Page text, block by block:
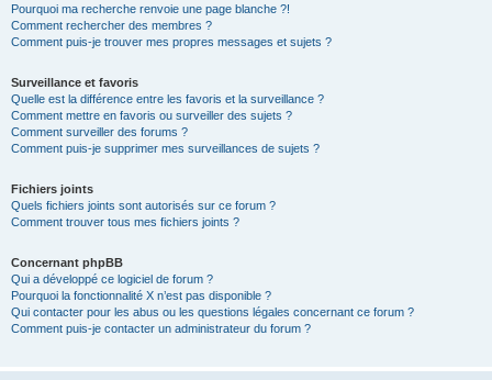
Pourquoi ma recherche renvoie une page blanche ?!
Comment rechercher des membres ?
Comment puis-je trouver mes propres messages et sujets ?
Surveillance et favoris
Quelle est la différence entre les favoris et la surveillance ?
Comment mettre en favoris ou surveiller des sujets ?
Comment surveiller des forums ?
Comment puis-je supprimer mes surveillances de sujets ?
Fichiers joints
Quels fichiers joints sont autorisés sur ce forum ?
Comment trouver tous mes fichiers joints ?
Concernant phpBB
Qui a développé ce logiciel de forum ?
Pourquoi la fonctionnalité X n’est pas disponible ?
Qui contacter pour les abus ou les questions légales concernant ce forum ?
Comment puis-je contacter un administrateur du forum ?